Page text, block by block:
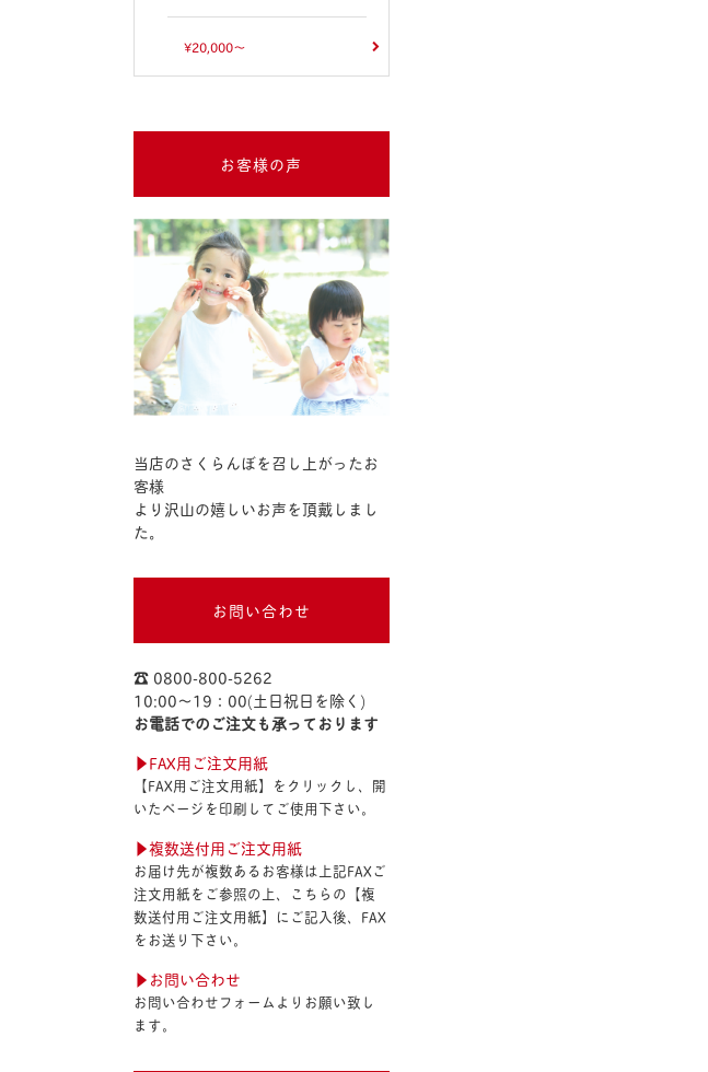
¥20,000～
お客様の声
当店のさくらんぼを召し上がったお
客様
より沢山の嬉しいお声を頂戴しまし
た。
お問い合わせ
☎︎ 0800-800-5262
10:00〜19：00(土日祝日を除く)
お電話でのご注文も承っております
▶︎FAX用ご注文用紙
【FAX用ご注文用紙】をクリックし、開
いたページを印刷してご使用下さい。
▶︎複数送付用ご注文用紙
お届け先が複数あるお客様は上記FAXご
注文用紙をご参照の上、こちらの【複
数送付用ご注文用紙】にご記入後、FAX
をお送り下さい。
▶︎お問い合わせ
お問い合わせフォームよりお願い致し
ます。